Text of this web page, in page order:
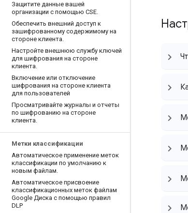
Защитите данные вашей
организации с помощью CSE.
Обеспечить внешний доступ к
зашифрованному содержимому на
стороне клиента.
Настройте внешнюю службу ключей
для шифрования на стороне
клиента.
Включение или отключение
шифрования на стороне клиента
для пользователей
Просматривайте журналы и отчеты
по шифрованию на стороне
клиента.
Метки классификации
Автоматическое применение меток
классификации по умолчанию к
новым файлам.
Автоматическое присвоение
классификационных меток файлам
Google Диска с помощью правил
DLP